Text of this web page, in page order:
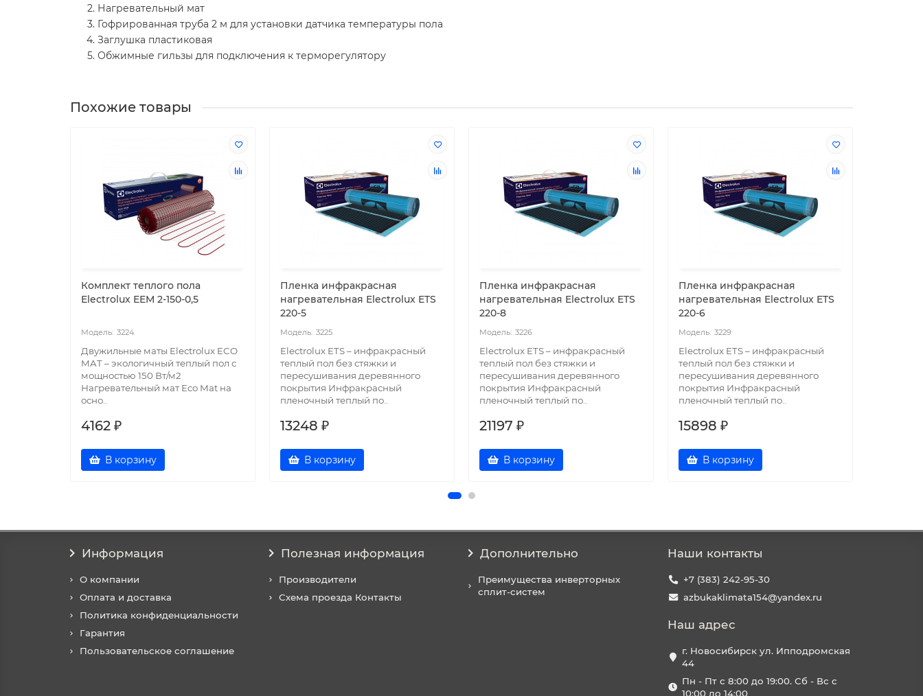
Нагревательный мат
Гофрированная труба 2 м для установки датчика температуры пола
Заглушка пластиковая
Обжимные гильзы для подключения к терморегулятору
Похожие товары
Комплект теплого пола
Electrolux EEM 2-150-0,5
3224
Двужильные маты Electrolux ECO
MAT – экологичный теплый пол с
мощностью 150 Вт/м2
Нагревательный мат Eco Mat на
осно..
4162 ₽
В корзину
Пленка инфракрасная
нагревательная Electrolux ETS
220-5
3225
Electrolux ETS – инфракрасный
теплый пол без стяжки и
пересушивания деревянного
покрытия Инфракрасный
пленочный теплый по..
13248 ₽
В корзину
Пленка инфракрасная
нагревательная Electrolux ETS
220-8
3226
Electrolux ETS – инфракрасный
теплый пол без стяжки и
пересушивания деревянного
покрытия Инфракрасный
пленочный теплый по..
21197 ₽
В корзину
Пленка инфракрасная
нагревательная Electrolux ETS
220-6
3229
Electrolux ETS – инфракрасный
теплый пол без стяжки и
пересушивания деревянного
покрытия Инфракрасный
пленочный теплый по..
15898 ₽
В корзину
Информация
О компании
Оплата и доставка
Политика конфиденциальности
Гарантия
Пользовательское соглашение
Полезная информация
Производители
Схема проезда Контакты
Дополнительно
Преимущества инверторных
сплит-систем
Наши контакты
+7 (383) 242-95-30
azbukaklimata154@yandex.ru
Наш адрес
г. Новосибирск ул. Ипподромская
44
Пн - Пт с 8:00 до 19:00. Сб - Вс с
10:00 до 14:00